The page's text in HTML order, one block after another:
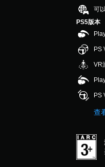
颗
星
，
8
个
评
价
）
可
PS5版本
PS
VR
PS
查